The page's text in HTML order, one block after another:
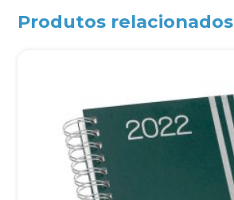
Produtos relacionados